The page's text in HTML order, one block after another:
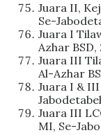
Juara II,
Se-
Juara I
Azhar BSD,
Juara III
Al-Azhar
Juara I &
Juara III
MI, Se-